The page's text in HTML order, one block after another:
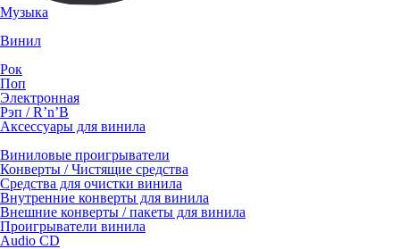
Музыка
Винил
Рок
Поп
Электронная
Рэп / R’n’B
Аксессуары для винила
Виниловые проигрыватели
Конверты / Чистящие средства
Средства для очистки винила
Внутренние конверты для винила
Внешние конверты / пакеты для винила
Проигрыватели винила
Audio CD